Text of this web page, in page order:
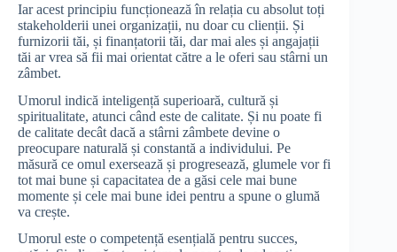
Iar acest principiu funcționează în relația cu absolut toți
stakeholderii unei organizații, nu doar cu clienții. Și
furnizorii tăi, și finanțatorii tăi, dar mai ales și angajații
tăi ar vrea să fii mai orientat către a le oferi sau stârni un
zâmbet.
Umorul indică inteligență superioară, cultură și
spiritualitate, atunci când este de calitate. Și nu poate fi
de calitate decât dacă a stârni zâmbete devine o
preocupare naturală și constantă a individului. Pe
măsură ce omul exersează și progresează, glumele vor fi
tot mai bune și capacitatea de a găsi cele mai bune
momente și cele mai bune idei pentru a spune o glumă
va crește.
Umorul este o competență esențială pentru succes,